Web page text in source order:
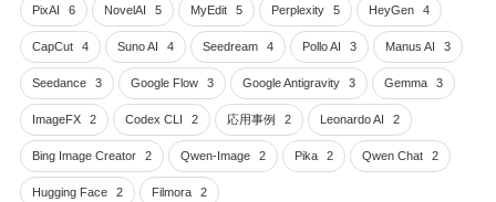
PixAI 6 NovelAI 5 MyEdit 5 Perplexity 5 HeyGen 4
CapCut 4 Suno AI 4 Seedream 4 Pollo AI 3 Manus AI 3
Seedance 3 Google Flow 3 Google Antigravity 3 Gemma 3
ImageFX 2 Codex CLI 2 応用事例 2 Leonardo AI 2
Bing Image Creator 2 Qwen-Image 2 Pika 2 Qwen Chat 2
Hugging Face 2 Filmora 2